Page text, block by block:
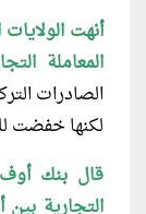
أنهت
المعاملة
الصادرات
لكنها خفضت
قال بنك
التجارية